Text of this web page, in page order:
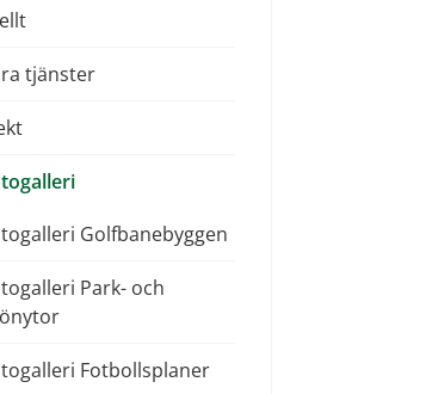
tjänster
Golfbanebyggen
Park- och
Fotbollsplaner